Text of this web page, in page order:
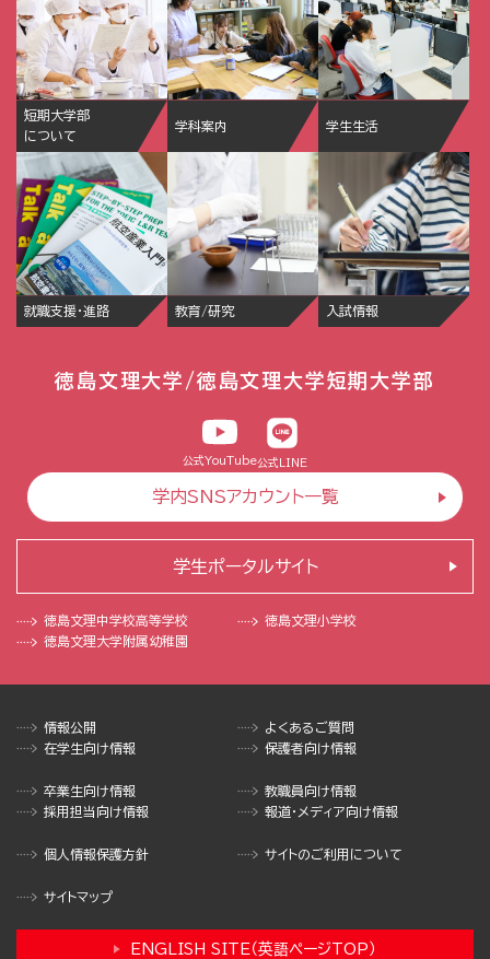
短期大学部
について
学科案内 学生生活
就職支援・進路 教育/研究 入試情報
徳島文理大学/徳島文理大学短期大学部
公式YouTube公式LINE
学内SNSアカウント一覧
徳島文理中学校高等学校
徳島文理小学校
徳島文理大学附属幼稚園
学生ポータルサイト
情報公開
よくあるご質問
在学生向け情報
保護者向け情報
卒業生向け情報
教職員向け情報
採用担当向け情報
報道・メディア向け情報
個人情報保護方針 サイトのご利用について
サイトマップ
ENGLISH SITE（英語ページTOP）